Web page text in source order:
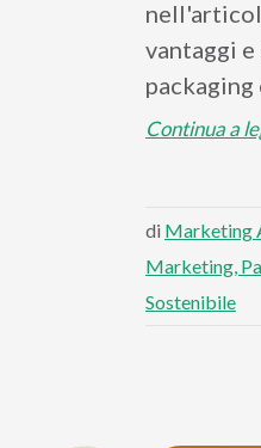
vantaggi
Continua a
di Marketing
Marketing
Sostenibile